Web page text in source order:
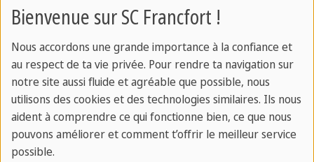
heures
B1 - Intermédiaire
mardi 17:30
heures
jeudi 17:30
Bienvenue sur SC Francfort !
Nous accordons une grande importance à la confiance et
au respect de ta vie privée. Pour rendre ta navigation sur
notre site aussi fluide et agréable que possible, nous
utilisons des cookies et des technologies similaires. Ils nous
aident à comprendre ce qui fonctionne bien, ce que nous
pouvons améliorer et comment t’offrir le meilleur service
possible.